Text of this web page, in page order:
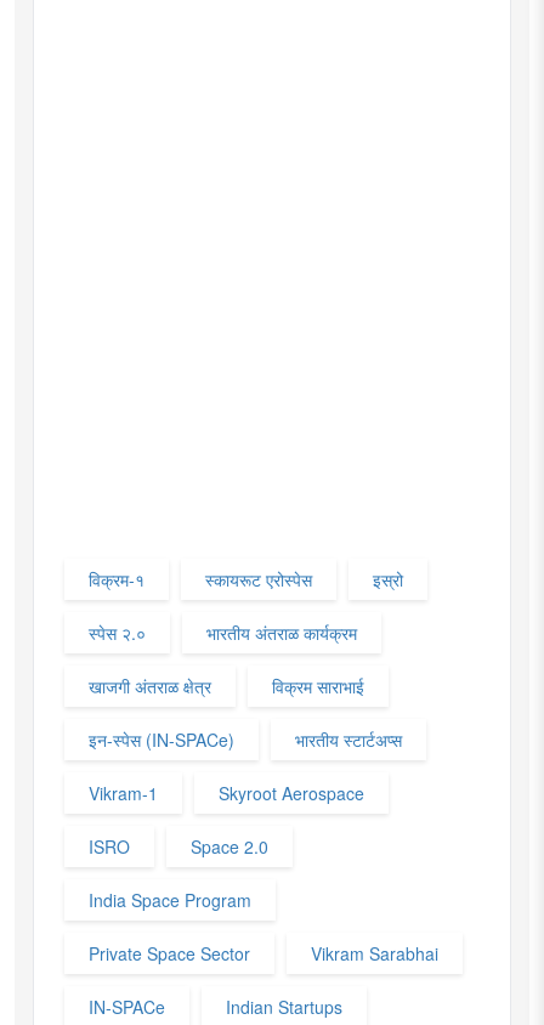
विक्रम-१ स्कायरूट एरोस्पेस इस्रो
स्पेस २.० भारतीय अंतराळ कार्यक्रम
खाजगी अंतराळ क्षेत्र विक्रम साराभाई
इन-स्पेस (IN-SPACe) भारतीय स्टार्टअप्स
Vikram-1 Skyroot Aerospace
ISRO Space 2.0
India Space Program
Private Space Sector Vikram Sarabhai
IN-SPACe Indian Startups